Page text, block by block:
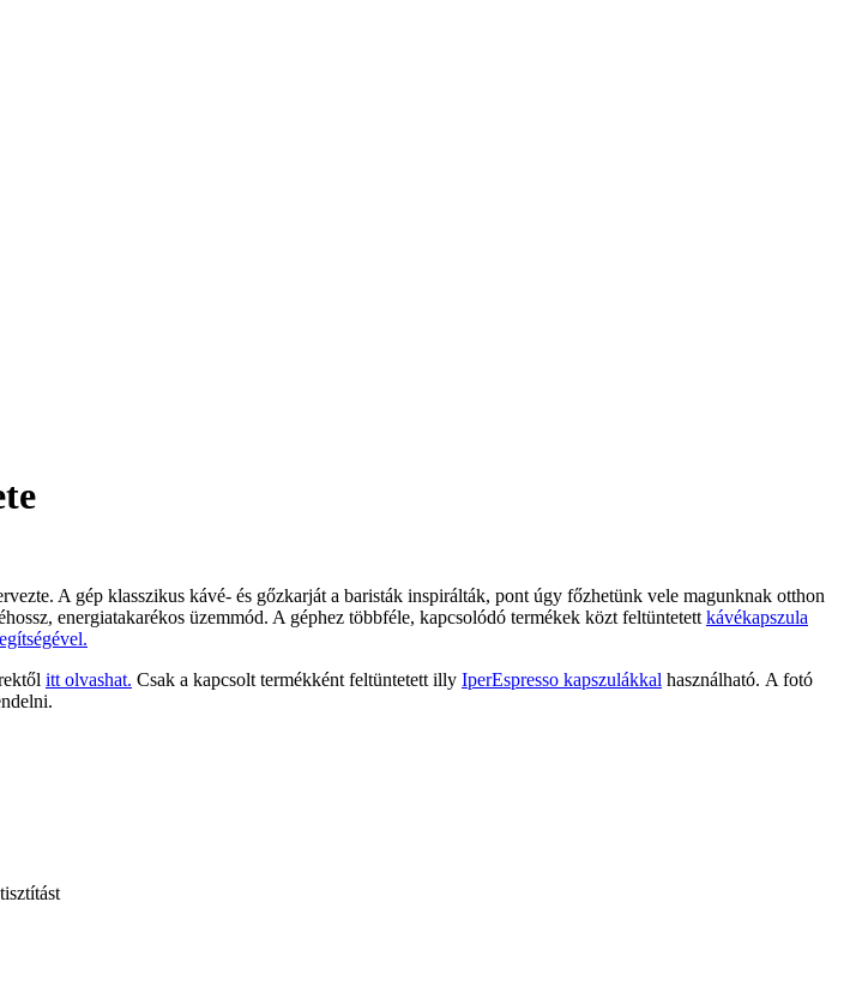
A gép klasszikus kávé- és gőzkarját a baristák inspirálták, pont úgy főzhetünk vele magunknak otthon
energiatakarékos üzemmód. A géphez többféle, kapcsolódó termékek közt feltüntetett kávékapszula
itt olvashat. Csak a kapcsolt termékként feltüntetett illy IperEspresso kapszulákkal használható. A fotó